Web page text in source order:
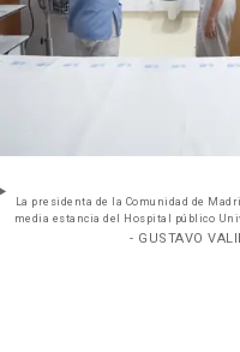
La presidenta de la Comunidad de
media estancia del Hospital público
- GUSTAVO